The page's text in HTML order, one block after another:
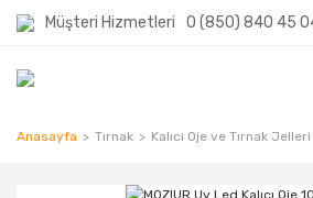
Müşteri Hizmetleri 0 (850) 840 45
Anasayfa Tırnak Kalıcı Oje ve Tırnak Jelleri